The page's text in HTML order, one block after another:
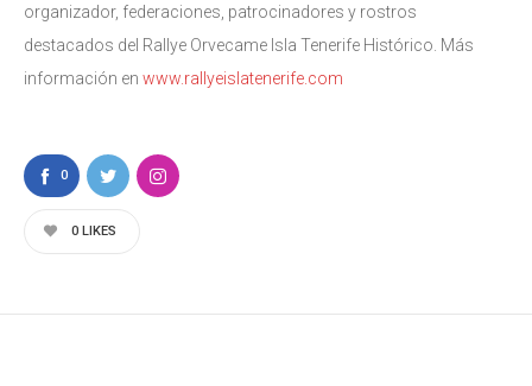
organizador, federaciones, patrocinadores y rostros
destacados del Rallye Orvecame Isla Tenerife Histórico. Más
información en www.rallyeislatenerife.com
0
0 LIKES